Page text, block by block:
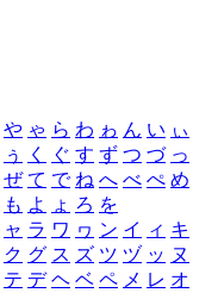
や ゃ ら わ ゎ ん い ぃ
ぅ く ぐ す ず つ づ っ
ぜ て で ね へ べ ぺ め
も よ ょ ろ を
ャ ラ ワ ヮ ン イ ィ キ
ク グ ス ズ ツ ヅ ッ ヌ
テ デ ヘ ベ ペ メ レ オ